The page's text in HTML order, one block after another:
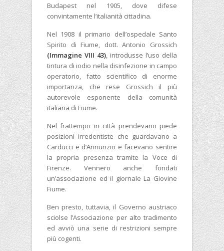
Budapest nel 1905, dove difese
convintamente l’italianità cittadina.
Nel 1908 il primario dell’ospedale Santo
Spirito di Fiume, dott. Antonio Grossich
(Immagine VIII 43), introdusse l’uso della
tintura di iodio nella disinfezione in campo
operatorio, fatto scientifico di enorme
importanza, che rese Grossich il più
autorevole esponente della comunità
italiana di Fiume.
Nel frattempo in città prendevano piede
posizioni irredentiste che guardavano a
Carducci e d’Annunzio e facevano sentire
la propria presenza tramite la Voce di
Firenze. Vennero anche fondati
un’associazione ed il giornale La Giovine
Fiume.
Ben presto, tuttavia, il Governo austriaco
sciolse l’Associazione per alto tradimento
ed avviò una serie di restrizioni sempre
più cogenti.